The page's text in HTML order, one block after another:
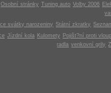
Osobní stránky Tuning auto Volby 2006
svátky narozeniny Státní zkratky
Jízdní kola Kulomety
Pojišt?ní proti
radla venkovní grily